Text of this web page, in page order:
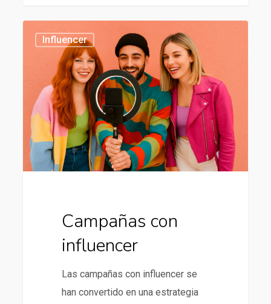
con
influencer
Influencer
Campañas con
influencer
Las campañas con influencer se
han convertido en una estrategia
434